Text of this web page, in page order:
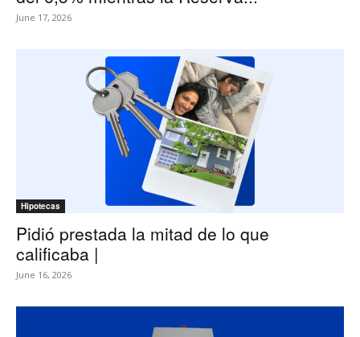
June 17, 2026
Hipotecas
Pidió prestada la mitad de lo que
calificaba |
June 16, 2026